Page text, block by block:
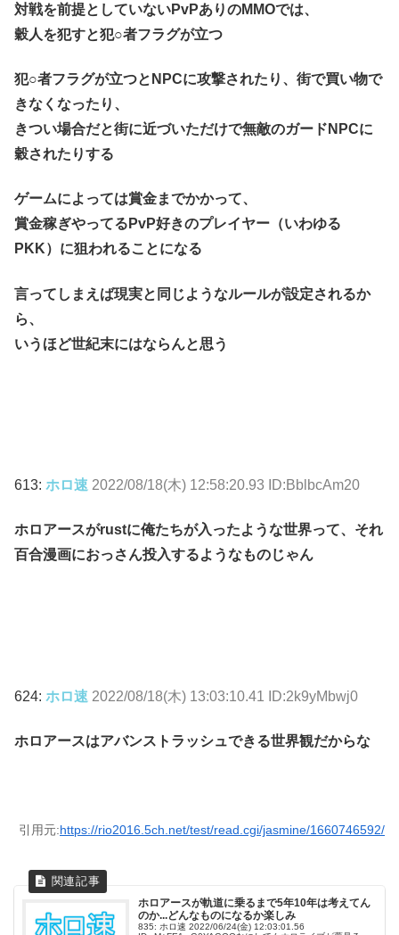
対戦を前提としていないPvPありのMMOでは、
穀人を犯すと犯○者フラグが立つ
犯○者フラグが立つとNPCに攻撃されたり、街で買い物で
きなくなったり、
きつい場合だと街に近づいただけで無敵のガードNPCに
穀されたりする
ゲームによっては賞金までかかって、
賞金稼ぎやってるPvP好きのプレイヤー（いわゆる
PKK）に狙われることになる
言ってしまえば現実と同じようなルールが設定されるか
ら、
いうほど世紀末にはならんと思う
613: ホロ速 2022/08/18(木) 12:58:20.93 ID:BblbcAm20
ホロアースがrustに俺たちが入ったような世界って、それ
百合漫画におっさん投入するようなものじゃん
624: ホロ速 2022/08/18(木) 13:03:10.41 ID:2k9yMbwj0
ホロアースはアバンストラッシュできる世界観だからな
引用元:https://rio2016.5ch.net/test/read.cgi/jasmine/1660746592/
ホロアースが軌道に乗るまで5年10年は考えてん
のか...どんなものになるか楽しみ
835: ホロ速 2022/06/24(金) 12:03:01.56